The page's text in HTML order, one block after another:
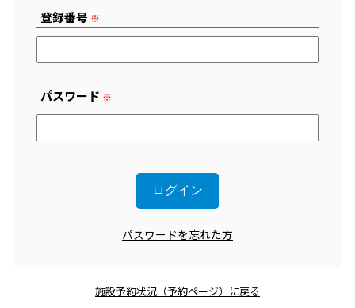
登録番号 ※
パスワード ※
パスワードを忘れた方
施設予約状況（予約ページ）に戻る